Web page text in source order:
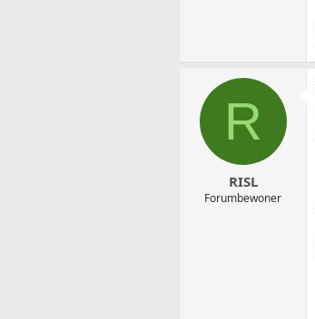
R
RISL
Forumbewoner